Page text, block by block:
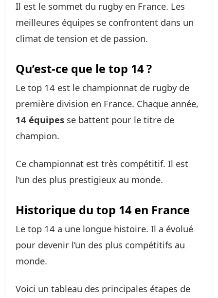
Il est le sommet du rugby en France. Les
meilleures équipes se confrontent dans un
climat de tension et de passion.
Qu’est-ce que le top 14 ?
Le top 14 est le championnat de rugby de
première division en France. Chaque année,
14 équipes se battent pour le titre de
champion.
Ce championnat est très compétitif. Il est
l’un des plus prestigieux au monde.
Historique du top 14 en France
Le top 14 a une longue histoire. Il a évolué
pour devenir l’un des plus compétitifs au
monde.
Voici un tableau des principales étapes de